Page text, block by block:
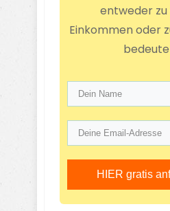
entweder zu
Einkommen oder
HIER gratis